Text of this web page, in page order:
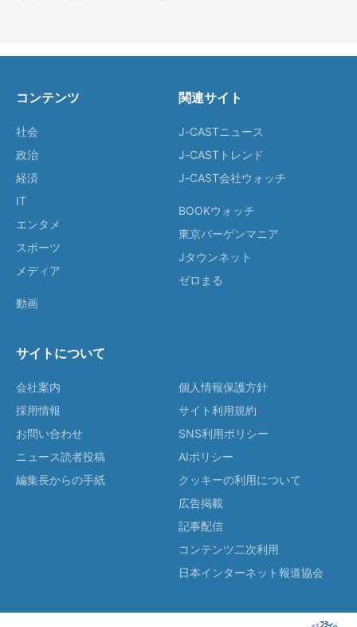
コンテンツ
社会
政治
経済
IT
エンタメ
スポーツ
メディア
動画
関連サイト
J-CASTニュース
J-CASTトレンド
J-CAST会社ウォッチ
BOOKウォッチ
東京バーゲンマニア
Jタウンネット
ゼロまる
サイトについて
会社案内
採用情報
お問い合わせ
ニュース読者投稿
編集長からの手紙
個人情報保護方針
サイト利用規約
SNS利用ポリシー
AIポリシー
クッキーの利用について
広告掲載
記事配信
コンテンツ二次利用
日本インターネット報道協会